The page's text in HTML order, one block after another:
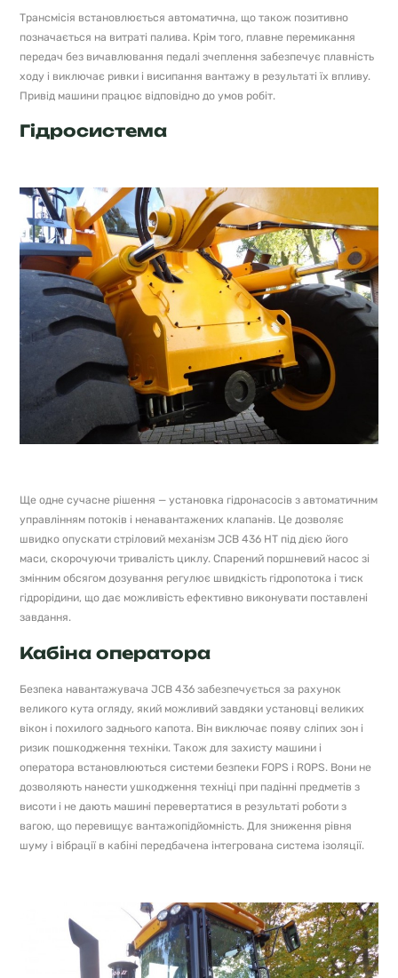
Трансмісія встановлюється автоматична, що також позитивно
позначається на витраті палива. Крім того, плавне перемикання
передач без вичавлювання педалі зчеплення забезпечує плавність
ходу і виключає ривки і висипання вантажу в результаті їх впливу.
Привід машини працює відповідно до умов робіт.
Гідросистема
Ще одне сучасне рішення — установка гідронасосів з автоматичним
управлінням потоків і ненавантажених клапанів. Це дозволяє
швидко опускати стріловий механізм JCB 436 HT під дією його
маси, скорочуючи тривалість циклу. Спарений поршневий насос зі
змінним обсягом дозування регулює швидкість гідропотока і тиск
гідрорідини, що дає можливість ефективно виконувати поставлені
завдання.
Кабіна оператора
Безпека навантажувача JCB 436 забезпечується за рахунок
великого кута огляду, який можливий завдяки установці великих
вікон і похилого заднього капота. Він виключає появу сліпих зон і
ризик пошкодження техніки. Також для захисту машини і
оператора встановлюються системи безпеки FOPS і ROPS. Вони не
дозволяють нанести ушкодження техніці при падінні предметів з
висоти і не дають машині перевертатися в результаті роботи з
вагою, що перевищує вантажопідйомність. Для зниження рівня
шуму і вібрації в кабіні передбачена інтегрована система ізоляції.